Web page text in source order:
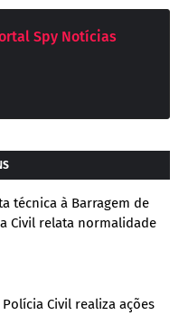
Spy Notícias
técnica à Barragem de
Civil relata normalidade
Civil realiza ações